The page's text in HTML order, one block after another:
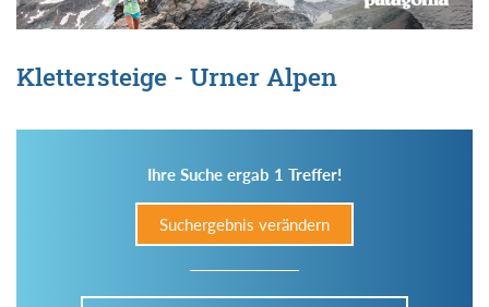
Klettersteige - Urner Alpen
Ihre Suche ergab 1 Treffer!
Suchergebnis verändern